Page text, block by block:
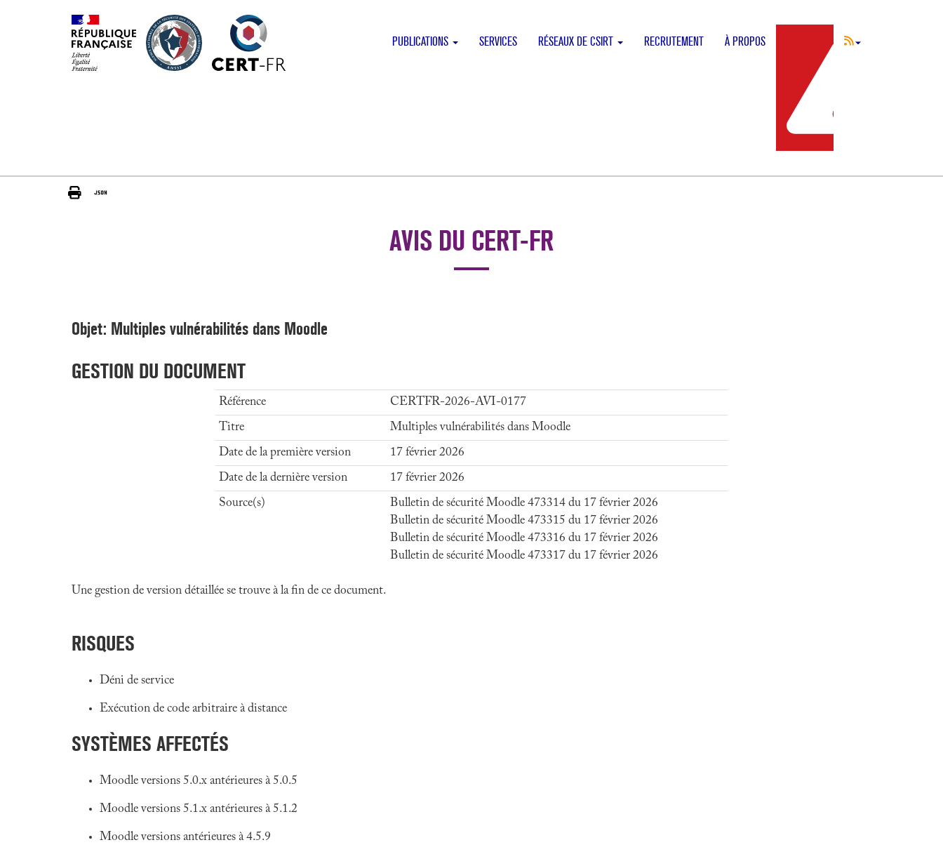
PUBLICATIONS SERVICES RÉSEAUX DE CSIRT RECRUTEMENT À PROPOS
AVIS DU CERT-FR
Objet: Multiples vulnérabilités dans Moodle
GESTION DU DOCUMENT
Référence
CERTFR-2026-AVI-0177
Titre
Multiples vulnérabilités dans Moodle
Date de la première version
17 février 2026
Date de la dernière version
17 février 2026
Source(s)
Bulletin de sécurité Moodle 473314 du 17 février 2026
Bulletin de sécurité Moodle 473315 du 17 février 2026
Bulletin de sécurité Moodle 473316 du 17 février 2026
Bulletin de sécurité Moodle 473317 du 17 février 2026
Une gestion de version détaillée se trouve à la fin de ce document.
RISQUES
Déni de service
Exécution de code arbitraire à distance
SYSTÈMES AFFECTÉS
Moodle versions 5.0.x antérieures à 5.0.5
Moodle versions 5.1.x antérieures à 5.1.2
Moodle versions antérieures à 4.5.9